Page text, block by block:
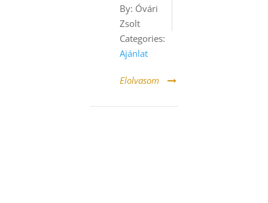
By: Óvári
Zsolt
Categories:
Ajánlat
Elolvasom